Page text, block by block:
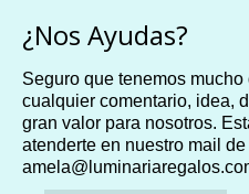
¿Nos Ayudas?
Seguro que tenemos
cualquier comentario, idea,
gran valor para nosotros.
atenderte en nuestro mail